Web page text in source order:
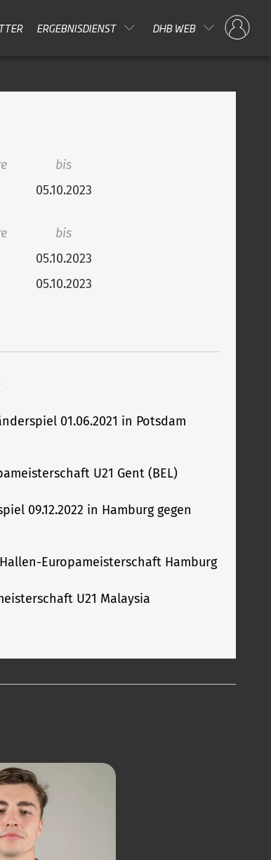
ERGEBNISDIENST DHB WEB
bis
05.10.2023
bis
05.10.2023
05.10.2023
01.06.2021 in Potsdam
U21 Gent (BEL)
09.12.2022 in Hamburg gegen
Europameisterschaft Hamburg
U21 Malaysia